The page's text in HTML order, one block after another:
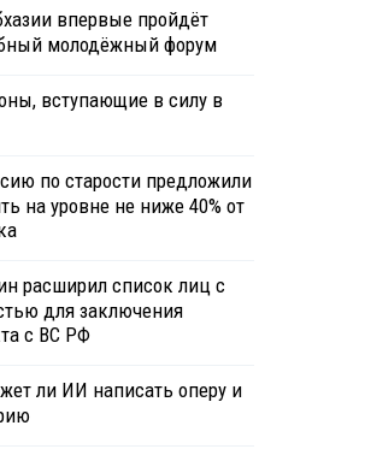
впервые пройдёт
молодёжный форум
вступающие в силу в
по старости предложили
на уровне не ниже 40% от
расширил список лиц с
для заключения
с ВС РФ
ли ИИ написать оперу и